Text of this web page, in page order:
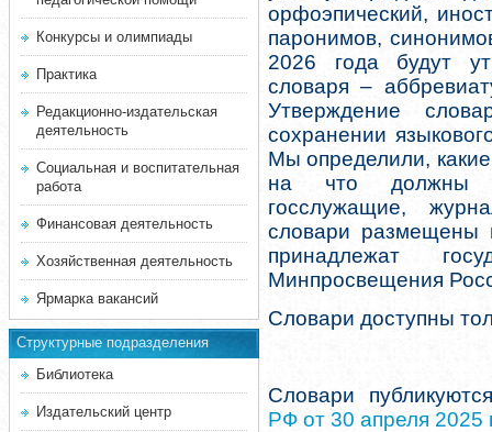
Конкурсы и олимпиады
Практика
Редакционно-издательская
деятельность
Социальная и воспитательная
работа
Финансовая деятельность
Хозяйственная деятельность
Ярмарка вакансий
Структурные подразделения
Библиотека
Издательский центр
орфоэпический,
паронимов,
2026 года будут
словаря –
Утверждение
сохранении
Мы определили,
на что должны
госслужащие,
словари размещены
принадлежат
Минпросвещения
Словари доступны
Словари
РФ от 30 апреля